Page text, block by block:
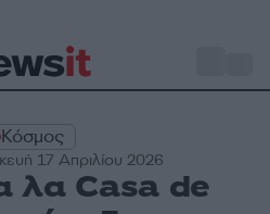
Κόσμος
17 Απριλίου 2026
λα Casa de